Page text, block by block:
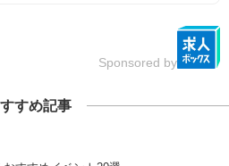
Sponsored by
すめ記事